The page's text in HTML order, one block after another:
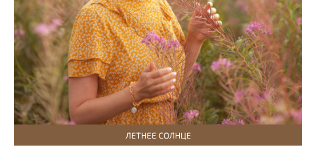
ЛЕТНЕЕ СОЛНЦЕ